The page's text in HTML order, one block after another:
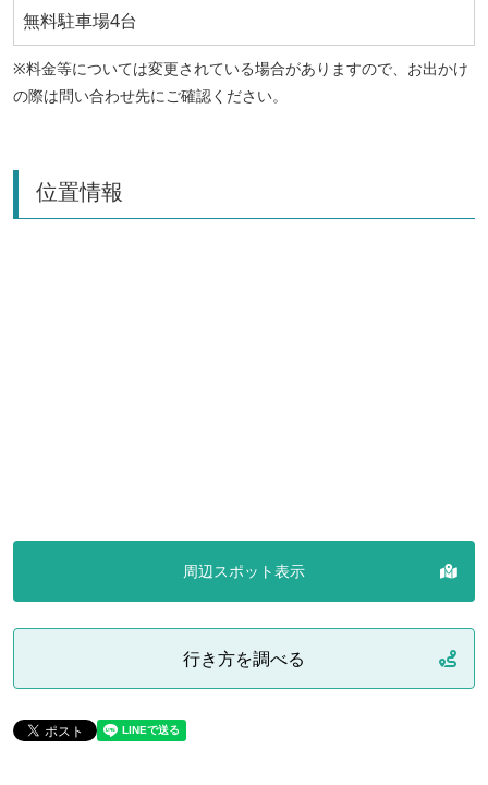
無料駐車場4台
※料金等については変更されている場合がありますので、お出かけ
の際は問い合わせ先にご確認ください。
位置情報
周辺スポット表示
行き方を調べる